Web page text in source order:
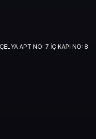
oyun içi ya da e-posta ile
ister kozmetiklere
APT NO: 7 İÇ KAPI NO: 8